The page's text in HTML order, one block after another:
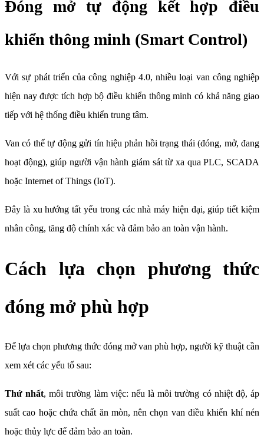
Đóng mở tự động kết hợp điều
khiển thông minh (Smart Control)
Với sự phát triển của công nghiệp 4.0, nhiều loại van công nghiệp
hiện nay được tích hợp bộ điều khiển thông minh có khả năng giao
tiếp với hệ thống điều khiển trung tâm.
Van có thể tự động gửi tín hiệu phản hồi trạng thái (đóng, mở, đang
hoạt động), giúp người vận hành giám sát từ xa qua PLC, SCADA
hoặc Internet of Things (IoT).
Đây là xu hướng tất yếu trong các nhà máy hiện đại, giúp tiết kiệm
nhân công, tăng độ chính xác và đảm bảo an toàn vận hành.
Cách lựa chọn phương thức
đóng mở phù hợp
Để lựa chọn phương thức đóng mở van phù hợp, người kỹ thuật cần
xem xét các yếu tố sau:
Thứ nhất, môi trường làm việc: nếu là môi trường có nhiệt độ, áp
suất cao hoặc chứa chất ăn mòn, nên chọn van điều khiển khí nén
hoặc thủy lực để đảm bảo an toàn.